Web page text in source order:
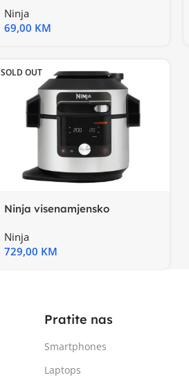
Ninja
69,00 KM
SOLD OUT
Ninja visenamjensko
Ninja
729,00 KM
Pratite nas
Smartphones
Laptops